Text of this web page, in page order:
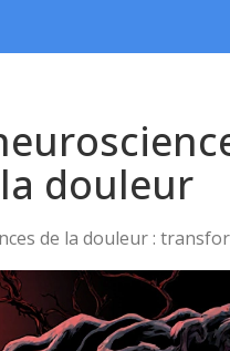
douleur
de la douleur :